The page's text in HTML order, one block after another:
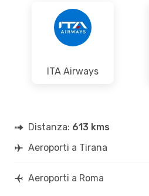
ITA Airways
Distanza: 613 kms
Aeroporti a Tirana
Aeroporti a Roma